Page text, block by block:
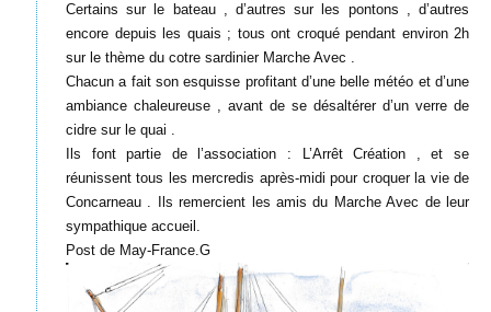
Certains sur le bateau , d’autres sur les pontons , d’autres
encore depuis les quais ; tous ont croqué pendant environ 2h
sur le thème du cotre sardinier Marche Avec .
Chacun a fait son esquisse profitant d’une belle météo et d’une
ambiance chaleureuse , avant de se désaltérer d’un verre de
cidre sur le quai .
Ils font partie de l’association : L’Arrêt Création , et se
réunissent tous les mercredis après-midi pour croquer la vie de
Concarneau . Ils remercient les amis du Marche Avec de leur
sympathique accueil.
Post de May-France.G